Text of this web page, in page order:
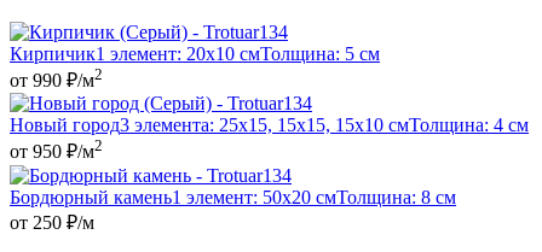
Кирпичик1 элемент: 20x10 смТолщина: 5 см
от 990 ₽/м2
Новый город3 элемента: 25x15, 15x15, 15x10 смТолщина: 4 см
от 950 ₽/м2
Бордюрный камень1 элемент: 50x20 смТолщина: 8 см
от 250 ₽/м